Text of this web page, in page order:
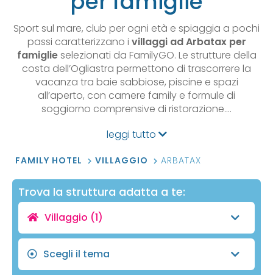
Sport sul mare, club per ogni età e spiaggia a pochi
passi caratterizzano i villaggi ad Arbatax per
famiglieselezionati da FamilyGO. Le strutture della
costa dell’Ogliastra permettono di trascorrere la
vacanza tra baie sabbiose, piscine e spazi
all’aperto, con camere family e formule di
soggiorno comprensive di ristorazione.…
leggi tutto
FAMILY HOTEL VILLAGGIO ARBATAX
Trova la struttura adatta a te:
Villaggio (1)
Scegli il tema